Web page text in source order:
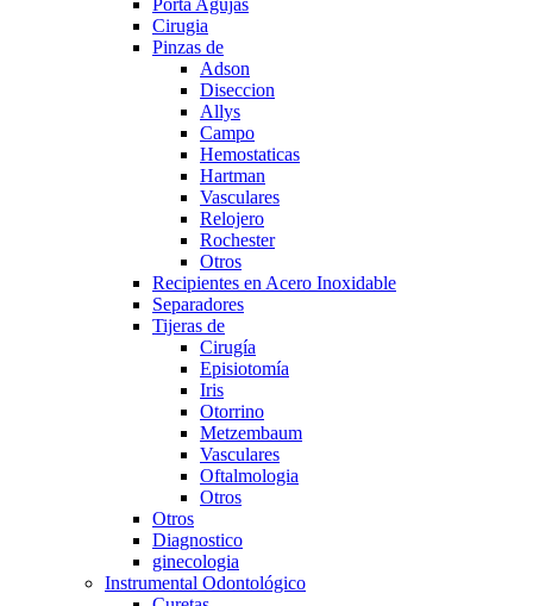
Porta Agujas
Cirugia
Pinzas de
Adson
Diseccion
Allys
Campo
Hemostaticas
Hartman
Vasculares
Relojero
Rochester
Otros
Recipientes en Acero Inoxidable
Separadores
Tijeras de
Cirugía
Episiotomía
Iris
Otorrino
Metzembaum
Vasculares
Oftalmologia
Otros
Otros
Diagnostico
ginecologia
Instrumental Odontológico